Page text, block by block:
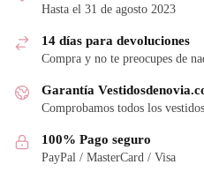
Hasta el 31 de agosto 2023
14 días para devoluciones
Compra y no te preocupes de
Garantía
Comprobamos todos los vestidos
100% Pago seguro
PayPal / MasterCard / Visa